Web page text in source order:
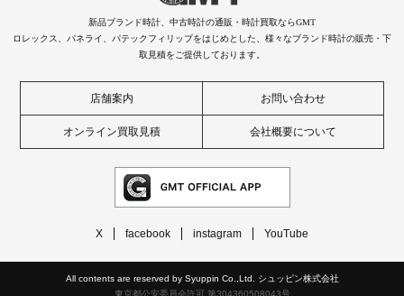
新品ブランド時計、中古時計の通販・時計買取ならGMT
ロレックス、パネライ、パテックフィリップをはじめとした、様々なブランド時計の販売・下
取見積をご提供しております。
店舗案内 お問い合わせ
オンライン買取見積 会社概要について
X facebook instagram YouTube
All contents are reserved by Syuppin Co.,Ltd. シュッピン株式会社
東京都公安委員会許可 第304360508043号